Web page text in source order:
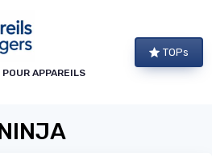
APPAREILS
TOPs